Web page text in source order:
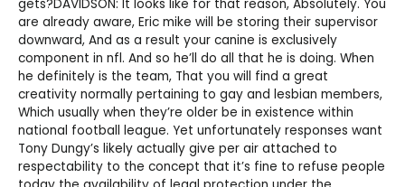
gets?DAVIDSON: It looks like for that reason, Absolutely. You
are already aware, Eric mike will be storing their supervisor
downward, And as a result your canine is exclusively
component in nfl. And so he’ll do all that he is doing. When
he definitely is the team, That you will find a great
creativity normally pertaining to gay and lesbian members,
Which usually when they’re older be in existence within
national football league. Yet unfortunately responses want
Tony Dungy’s likely actually give per air attached to
respectability to the concept that it’s fine to refuse people